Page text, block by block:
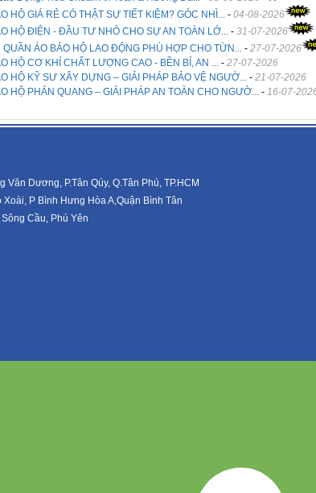
HỘ GIÁ RẺ CÓ THẬT SỰ TIẾT KIỆM? GÓC NHÌ... - 04-08-2026
HỘ ĐIỆN - ĐẦU TƯ NHỎ CHO SỰ AN TOÀN LỚ... - 31-07-2026
ÁO BẢO HỘ LAO ĐỘNG PHÙ HỢP CHO TỪN... - 27-07-2026
HỘ CƠ KHÍ CHẤT LƯỢNG CAO - BỀN BỈ, AN ... - 27-07-2026
HỘ KỸ SƯ XÂY DỰNG – GIẢI PHÁP BẢO VỆ NGƯỜ... - 21-07-2026
HỘ PHẢN QUANG – GIẢI PHÁP AN TOÀN CHO NGƯỜ... - 16-07-
Văn Dương, P.Tân Qúy, Q.Tân Phú, TP.HCM
Xoài, P Bình Hưng Hòa A,Quận Bình Tân
Cầu, Phú Yên